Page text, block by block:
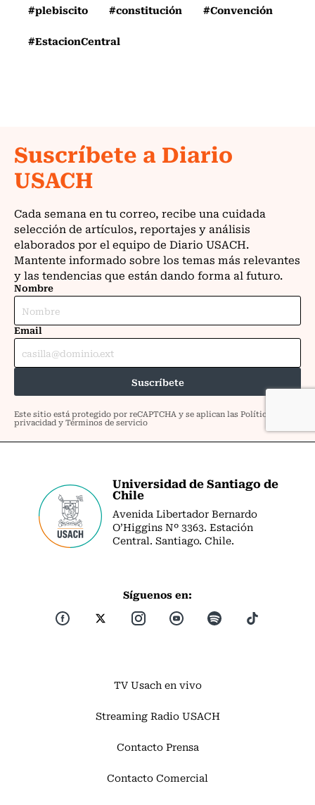
#plebiscito #constitución
#Convención
#EstacionCentral
Universidad de Santiago de
Chile
Avenida Libertador Bernardo
O’Higgins Nº 3363. Estación
Central. Santiago. Chile.
Síguenos en:
TV Usach en vivo
Streaming Radio USACH
Contacto Prensa
Contacto Comercial